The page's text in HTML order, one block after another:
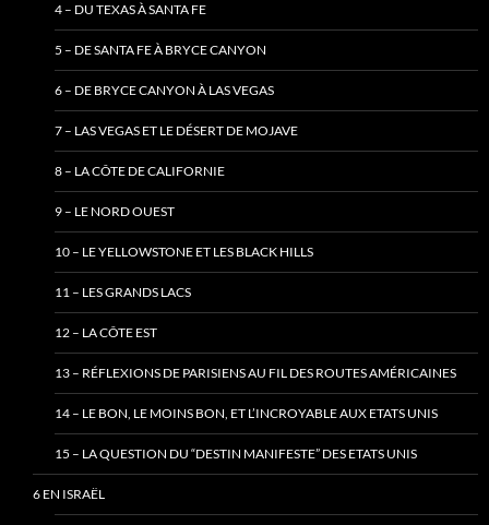
4 – DU TEXAS À SANTA FE
5 – DE SANTA FE À BRYCE CANYON
6 – DE BRYCE CANYON À LAS VEGAS
7 – LAS VEGAS ET LE DÉSERT DE MOJAVE
8 – LA CÔTE DE CALIFORNIE
9 – LE NORD OUEST
10 – LE YELLOWSTONE ET LES BLACK HILLS
11 – LES GRANDS LACS
12 – LA CÔTE EST
13 – RÉFLEXIONS DE PARISIENS AU FIL DES ROUTES AMÉRICAINES
14 – LE BON, LE MOINS BON, ET L’INCROYABLE AUX ETATS UNIS
15 – LA QUESTION DU “DESTIN MANIFESTE” DES ETATS UNIS
6 EN ISRAËL